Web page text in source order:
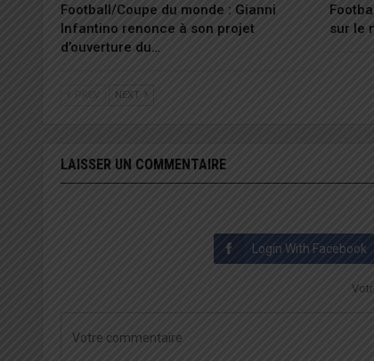
Football/Coupe du monde : Gianni
Infantino renonce à son projet
d’ouverture du…
sur le
NEXT
LAISSER UN COMMENTAIRE
Login With Facebook